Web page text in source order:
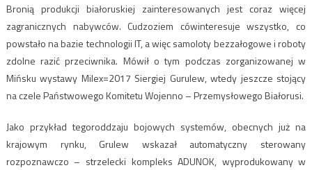
Bronią produkcji białoruskiej zainteresowanych jest coraz więcej
zagranicznych nabywców. Cudzoziem cówinteresuje wszystko, co
powstało na bazie technologii IT, a więc samoloty bezzałogowe i roboty
zdolne razić przeciwnika. Mówił o tym podczas zorganizowanej w
Mińsku wystawy Milex=2017 Siergiej Gurulew, wtedy jeszcze stojący
na czele Państwowego Komitetu Wojenno – Przemysłowego Białorusi.
Jako przykład tegoroddzaju bojowych systemów, obecnych już na
krajowym rynku, Grulew wskazał automatyczny sterowany
rozpoznawczo – strzelecki kompleks ADUNOK, wyprodukowany w